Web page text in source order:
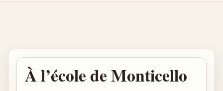
À l’école de Monticello